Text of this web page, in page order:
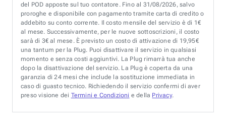
del POD apposte sul tuo contatore. Fino al 31/08/2026, salvo
proroghe e disponibile con pagamento tramite carta di credito o
addebito su conto corrente. Il costo mensile del servizio è di 1€
al mese. Successivamente, per le nuove sottoscrizioni, il costo
sarà di 3€ al mese. È previsto un costo di attivazione di 19,95€
una tantum per la Plug. Puoi disattivare il servizio in qualsiasi
momento e senza costi aggiuntivi. La Plug rimarrà tua anche
dopo la disattivazione del servizio. La Plug è coperta da una
garanzia di 24 mesi che include la sostituzione immediata in
caso di guasto tecnico. Richiedendo il servizio confermi di aver
preso visione dei Termini e Condizioni e della Privacy.